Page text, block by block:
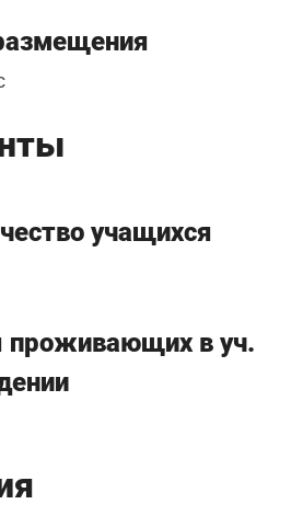
учащихся
проживающих в уч.